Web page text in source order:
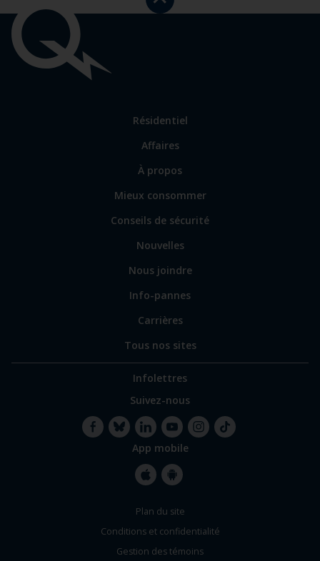
vers
Liens
Lien
les
principales
Résidentiel
Affaires
Lien
certains
sites
À propos
Mieux consommer
Conseils de sécurité
Nouvelles
Nous joindre
Info-pannes
Carrières
Tous nos sites
Infolettres
Suivez-nous
BlueskyLinkedInYouTube
App mobile
StoreStore
Plan du site
Conditions et confidentialité
Gestion des témoins